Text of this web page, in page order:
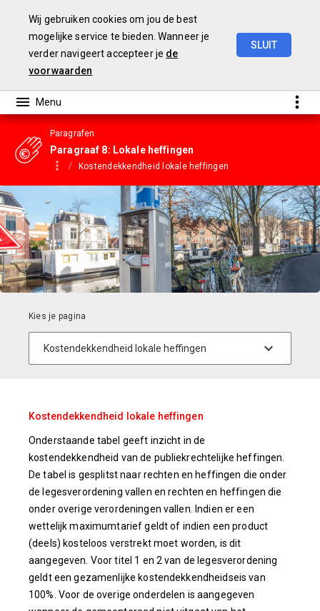
Wij gebruiken cookies om jou de best
mogelijke service te bieden. Wanneer je
verder navigeert accepteer je de
voorwaarden
SLUIT
Paragrafen
Paragraaf 8: Lokale heffingen
Kostendekkendheid lokale heffingen
Kostendekkendheid lokale heffingen
Onderstaande tabel geeft inzicht in de
kostendekkendheid van de publiekrechtelijke heffingen.
De tabel is gesplitst naar rechten en heffingen die onder
de legesverordening vallen en rechten en heffingen die
onder overige verordeningen vallen. Indien er een
wettelijk maximumtarief geldt of indien een product
(deels) kosteloos verstrekt moet worden, is dit
aangegeven. Voor titel 1 en 2 van de legesverordening
geldt een gezamenlijke kostendekkendheidseis van
100%. Voor de overige onderdelen is aangegeven